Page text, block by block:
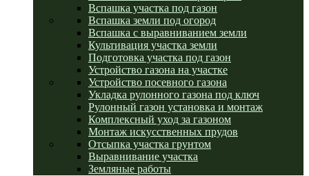
Вспашка участка под газон
Вспашка земли под огород
Вспашка с выравниванием земли
Культивация участка земли
Подготовка участка под газон
Устройство газона на участке
Устройство посевного газона
Укладка рулонного газона под ключ
Рулонный газон установка и монтаж
Комплексный уход за газоном
Монтаж искусственных прудов
Отсыпка участка грунтом
Выравнивание участка
Земляные работы